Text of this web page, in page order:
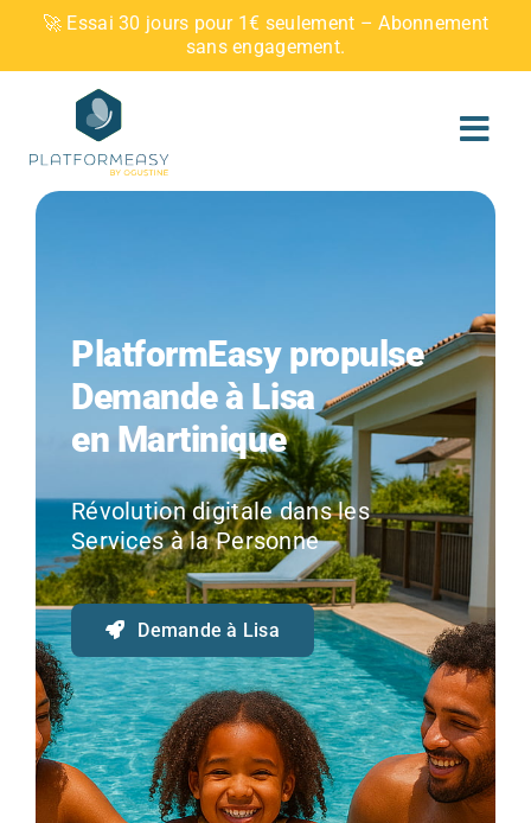
Skip
content
🚀 Essai 30 jours pour 1€ seulement – Abonnement
sans engagement.
PlatformEasy propulse
Demande à Lisa
en Martinique
Révolution digitale dans les
Services à la Personne
Demande à Lisa